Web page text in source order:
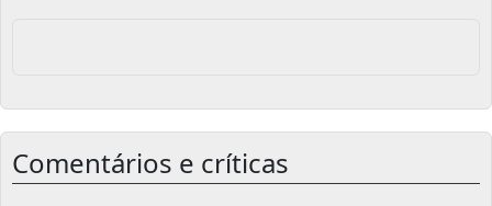
Comentários e críticas